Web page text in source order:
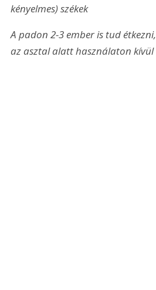
kényelmes) székek
A padon 2-3 ember is tud
az asztal alatt használaton kívül